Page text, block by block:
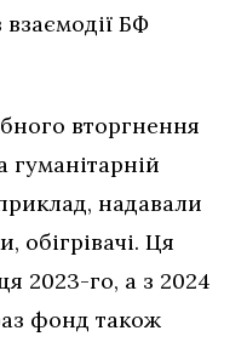
БФ
вторгнення
гуманітарній
надавали
обігрівачі. Ця
2023-го, а з 2024
фонд також